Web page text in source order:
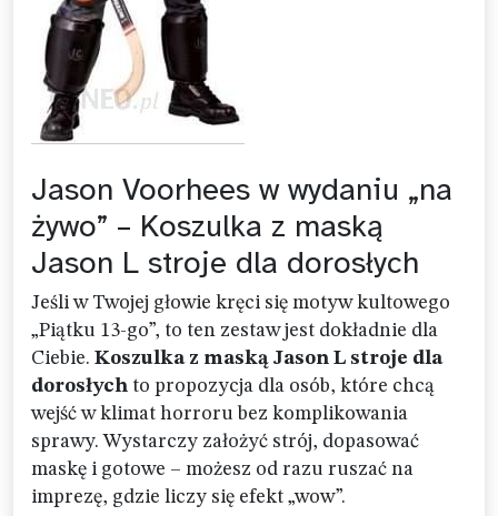
Jason Voorhees w wydaniu „na
żywo” – Koszulka z maską
Jason L stroje dla dorosłych
Jeśli w Twojej głowie kręci się motyw kultowego
„Piątku 13-go”, to ten zestaw jest dokładnie dla
Ciebie. Koszulka z maską Jason L stroje dla
dorosłych to propozycja dla osób, które chcą
wejść w klimat horroru bez komplikowania
sprawy. Wystarczy założyć strój, dopasować
maskę i gotowe – możesz od razu ruszać na
imprezę, gdzie liczy się efekt „wow”.